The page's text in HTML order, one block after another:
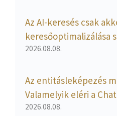
Az AI-keresés csak
keresőoptimalizálása
2026.08.08.
Az entitásleképezés
Valamelyik eléri a
2026.08.08.